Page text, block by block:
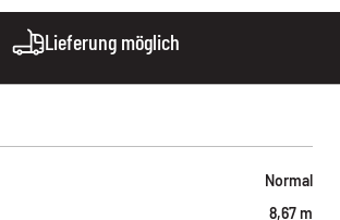
- Halle
- Halle (Saale) , DE
Lieferung möglich
Normal
8,67 m